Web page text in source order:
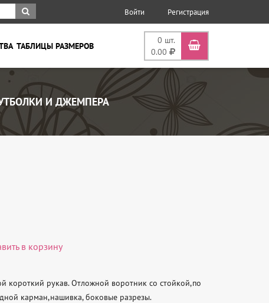
Войти Регистрация
0 шт.
0.00
ТАБЛИЦЫ РАЗМЕРОВ
И ДЖЕМПЕРА
в корзину
короткий рукав. Отложной воротник со стойкой,по
карман,нашивка, боковые разрезы.